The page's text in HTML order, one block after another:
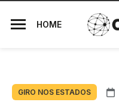
HOME
GIRO NOS ESTADOS